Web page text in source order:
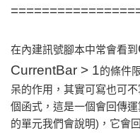
在內建訊號腳本中常會看到
CurrentBar > 1的條件
呆的作用，其實可寫也可
個函式，這是一個會回傳
的單元我們會說明)，它會